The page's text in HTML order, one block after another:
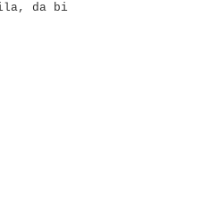
da bi